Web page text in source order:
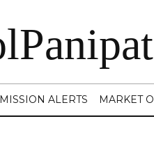
ALERTS MARKET